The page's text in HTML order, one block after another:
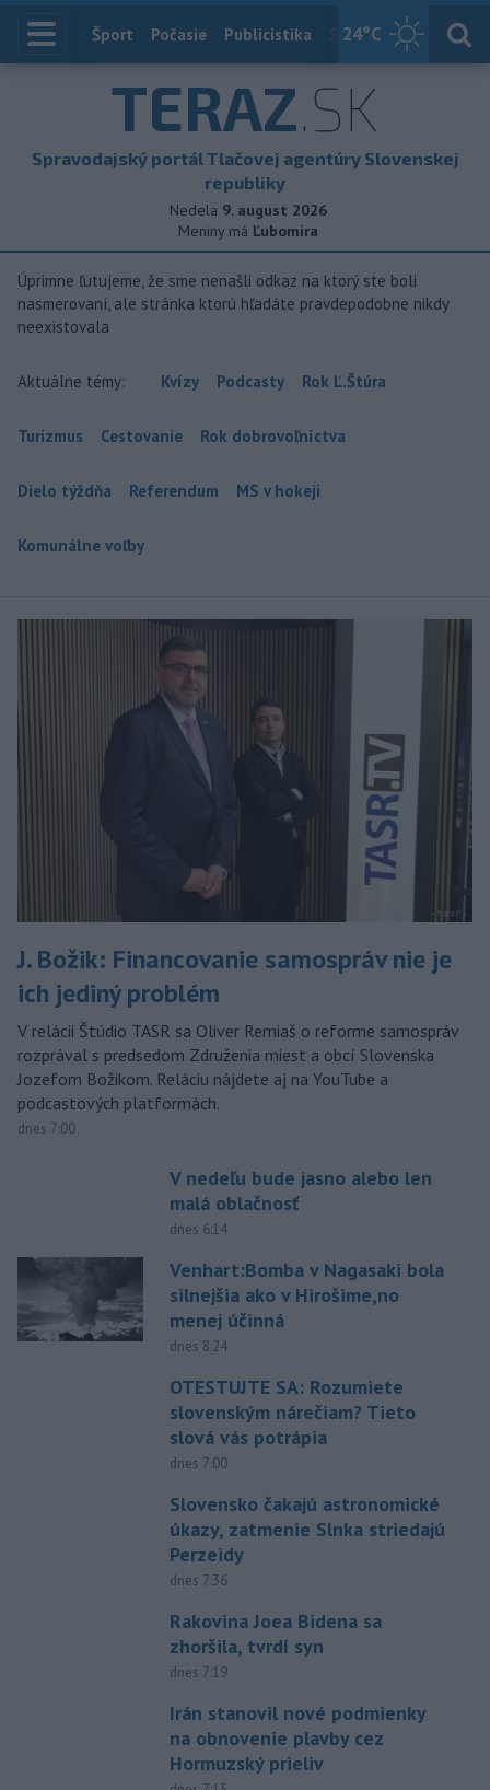
24°C
Index
Šport Počasie Publicistika Slovensko
TERAZ.SK
Spravodajský portál Tlačovej agentúry Slovenskej
republiky
Nedela 9. august 2026
Meniny má Ľubomíra
Úprimne ľutujeme, že sme nenašli odkaz na ktorý ste boli
nasmerovaní, ale stránka ktorú hľadáte pravdepodobne nikdy
neexistovala
Aktuálne témy: Kvízy Podcasty Rok Ľ.Štúra
Turizmus Cestovanie Rok dobrovoľníctva
Dielo týždňa Referendum MS v hokeji
Komunálne voľby
J. Božik: Financovanie samospráv nie je
ich jediný problém
V relácii Štúdio TASR sa Oliver Remiaš o reforme samospráv
rozprával s predsedom Združenia miest a obcí Slovenska
Jozefom Božikom. Reláciu nájdete aj na YouTube a
podcastových platformách.
dnes 7:00
V nedeľu bude jasno alebo len
malá oblačnosť
dnes 6:14
Venhart:Bomba v Nagasaki bola
silnejšia ako v Hirošime,no
menej účinná
dnes 8:24
OTESTUJTE SA: Rozumiete
slovenským nárečiam? Tieto
slová vás potrápia
dnes 7:00
Slovensko čakajú astronomické
úkazy, zatmenie Slnka striedajú
Perzeidy
dnes 7:36
Rakovina Joea Bidena sa
zhoršila, tvrdí syn
dnes 7:19
Irán stanovil nové podmienky
na obnovenie plavby cez
Hormuzský prieliv